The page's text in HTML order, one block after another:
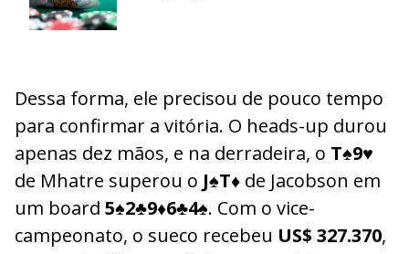
Dessa forma, ele precisou de pouco tempo
para confirmar a vitória. O heads-up durou
apenas dez mãos, e na derradeira, o T♠9♥
de Mhatre superou o J♠T♦ de Jacobson em
um board 5♠2♣9♦6♣4♠. Com o vice-
campeonato, o sueco recebeu US$ 327.370,